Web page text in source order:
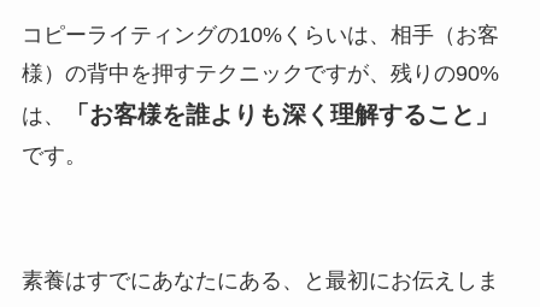
コピーライティングの10%くらいは、相手（お客
様）の背中を押すテクニックですが、残りの90%
は、
「お客様を誰よりも深く理解すること」
です。
素養はすでにあなたにある、と最初にお伝えしま